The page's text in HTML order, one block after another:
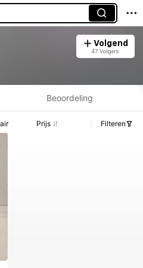
Volgend
47 Volgers
en Voorraadgegevens.
Beoordeling
Prijs Filteren